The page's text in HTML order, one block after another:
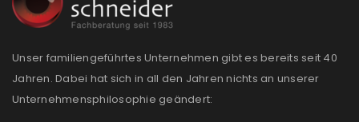
Unser familiengeführtes Unternehmen gibt es bereits seit 40
Jahren. Dabei hat sich in all den Jahren nichts an unserer
Unternehmensphilosophie geändert: